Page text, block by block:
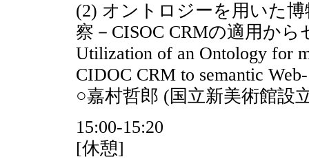
(2) オントロジーを用いた
察－CISOC CRMの適用か
Utilization of an Ontology for
CIDOC CRM to semantic Web-
○嘉村哲郎 (国立新美術館設
15:00-15:20
[休憩]